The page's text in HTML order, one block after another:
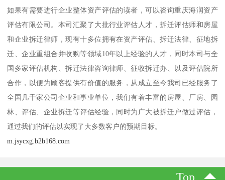
如果有需要进行企业整体资产评估的读者，可以咨询重庆海润资产
评估有限公司。本司汇聚了大批行业评估人才，拆迁评估师和房屋
和企业拆迁律师，现有十多位拥有在资产评估、拆迁法律、征地拆
迁、企业重组合并收购等领域10年以上经验的人才，同时本司与全
国多家评估机构、拆迁法律咨询律师、征收拆迁办、以及评估院所
合作，以便为顾客提供有价值的服务，从成立至今我司已经服务了
全国几千家公司企业和事业单位，我们有着丰富的房屋、厂房、园
林、评估、企业拆迁等评估经验，同时为广大被拆迁户做过评估，
通过我们的评估以实现了大多数客户的预期目标。
m.jsycxg.b2b168.com
Top